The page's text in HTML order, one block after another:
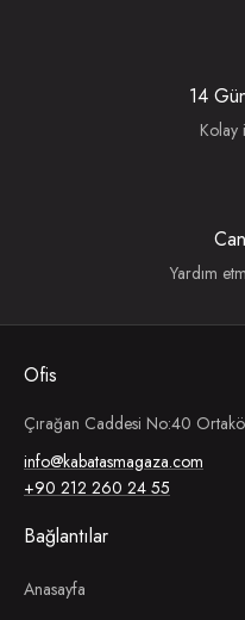
14
Kolay
Yardım
Ofis
Çırağan Caddesi No:40
info@kabatasmagaza.com
+90 212 260 24 55
Bağlantılar
Anasayfa